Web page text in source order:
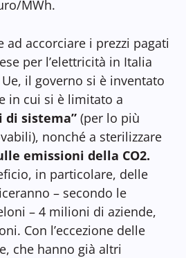
MWh.
accorciare i prezzi pagati
per l’elettricità in Italia
il governo si è inventato
in cui si è limitato a
di sistema” (per lo più
nonché a sterilizzare
emissioni della CO2.
in particolare, delle
– secondo le
– 4 milioni di aziende,
Con l’eccezione delle
che hanno già altri